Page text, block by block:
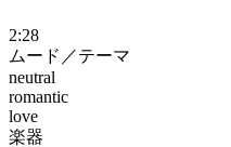
2:28
ムード／テーマ
neutral
romantic
love
楽器